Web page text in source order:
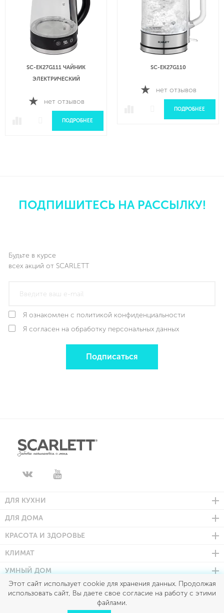
SC-EK27G111 ЧАЙНИК
ЭЛЕКТРИЧЕСКИЙ
нет отзывов
ПОДРОБНЕЕ
SC-EK27G110
нет отзывов
ПОДРОБНЕЕ
ПОДПИШИТЕСЬ НА РАССЫЛКУ!
Будьте в курсе
всех акций от SCARLETT
Я ознакомлен с политикой конфиденциальности
Я согласен на обработку персональных данных
Подписаться
ДЛЯ КУХНИ
ДЛЯ ДОМА
КРАСОТА И ЗДОРОВЬЕ
КЛИМАТ
УМНЫЙ ДОМ
Scarlett © 2026
Этот сайт использует cookie для хранения данных. Продолжая
использовать сайт, Вы даете свое согласие на работу с этими
файлами.